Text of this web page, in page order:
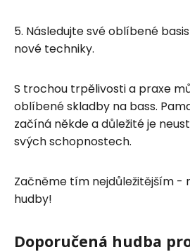
5. Následujte své oblíbené
nové techniky.
S trochou trpělivosti a praxe
oblíbené skladby na bass.
začíná někde a důležité je
svých schopnostech.
Začněme tím nejdůležitějším -
hudby!
Doporučená hudba